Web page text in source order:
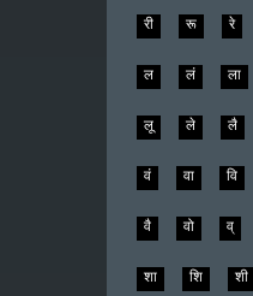
री रू रे
ल लं ला
लू ले लै
वं वा वि
वै वो व्
शा शि शी